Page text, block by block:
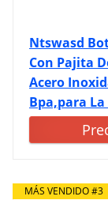
Ntswasd
Con Pajita
Acero
Bpa,para La
MÁS VENDIDO #3